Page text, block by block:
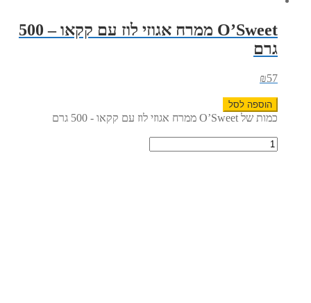
O’Sweet ממרח אגוזי לוז עם קקאו – 500
גרם
₪57
הוספה לסל
כמות של O’Sweet ממרח אגוזי לוז עם קקאו - 500 גרם